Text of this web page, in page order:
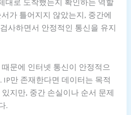
대로 도착했는지 확인하는 역할
가 틀어지지 않았는지, 중간에
사하면서 안정적인 통신을 유지
문에 인터넷 통신이 안정적으
IP만 존재한다면 데이터는 목적
지만, 중간 손실이나 순서 문제
.